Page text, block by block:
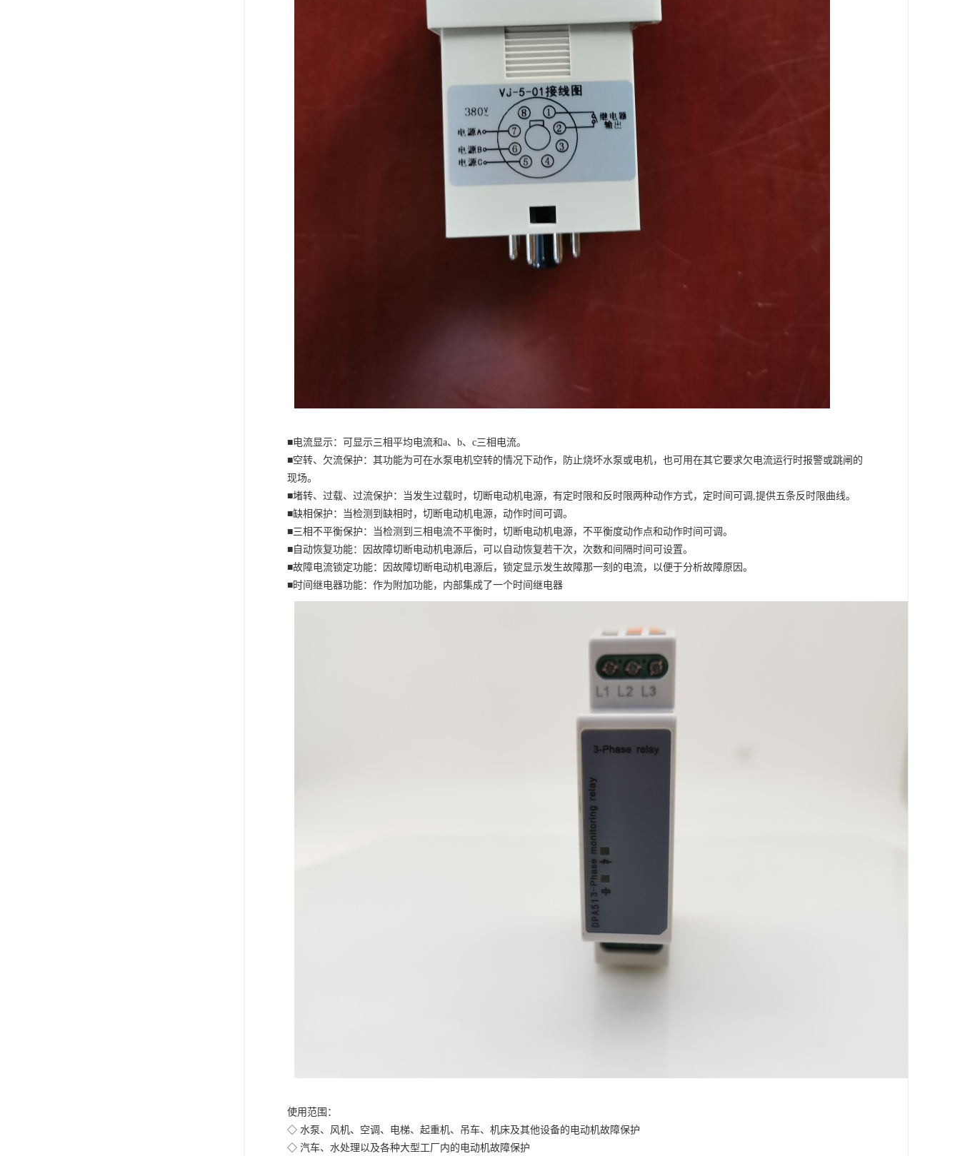
■电流显示：可显示三相平均电流和a、b、c三相电流。
■空转、欠流保护：其功能为可在水泵电机空转的情况下动作，防止烧坏水泵或电机，也可用在其它要求欠电流运行时报警或跳闸的
现场。
■堵转、过载、过流保护：当发生过载时，切断电动机电源，有定时限和反时限两种动作方式，定时间可调,提供五条反时限曲线。
■缺相保护：当检测到缺相时，切断电动机电源，动作时间可调。
■三相不平衡保护：当检测到三相电流不平衡时，切断电动机电源，不平衡度动作点和动作时间可调。
■自动恢复功能：因故障切断电动机电源后，可以自动恢复若干次，次数和间隔时间可设置。
■故障电流锁定功能：因故障切断电动机电源后，锁定显示发生故障那一刻的电流，以便于分析故障原因。
■时间继电器功能：作为附加功能，内部集成了一个时间继电器
使用范围：
◇ 水泵、风机、空调、电梯、起重机、吊车、机床及其他设备的电动机故障保护
◇ 汽车、水处理以及各种大型工厂内的电动机故障保护